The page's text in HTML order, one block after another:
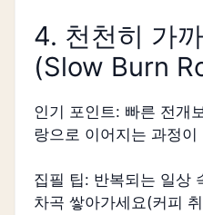
4. 천천히 가
(Slow Burn
인기 포인트: 빠른 전개
랑으로 이어지는 과정이
집필 팁: 반복되는 일상
차곡 쌓아가세요(커피